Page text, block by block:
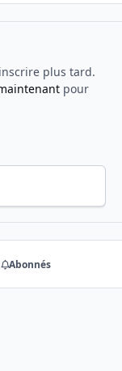
plus tard.
pour
Abonnés